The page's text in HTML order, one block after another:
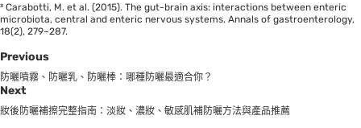
³ Carabotti, M. et al. (2015). The gut-brain axis: interactions between enteric
microbiota, central and enteric nervous systems. Annals of gastroenterology,
18(2), 279–287.
Previous
防曬噴霧、防曬乳、防曬棒：哪種防曬最適合你？
Next
妝後防曬補擦完整指南：淡妝、濃妝、敏感肌補防曬方法與產品推薦